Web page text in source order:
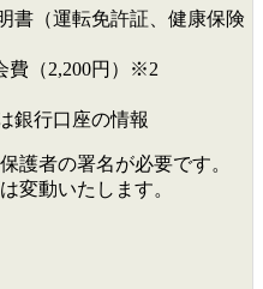
書（運転免許証、健康保険
費（2,200円）※2
銀行口座の情報
護者の署名が必要です。
変動いたします。